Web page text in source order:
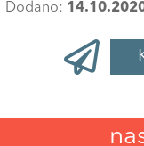
Dodano: